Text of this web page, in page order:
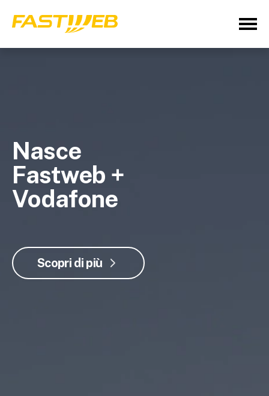
Nasce
Fastweb +
Vodafone
Scopri di più